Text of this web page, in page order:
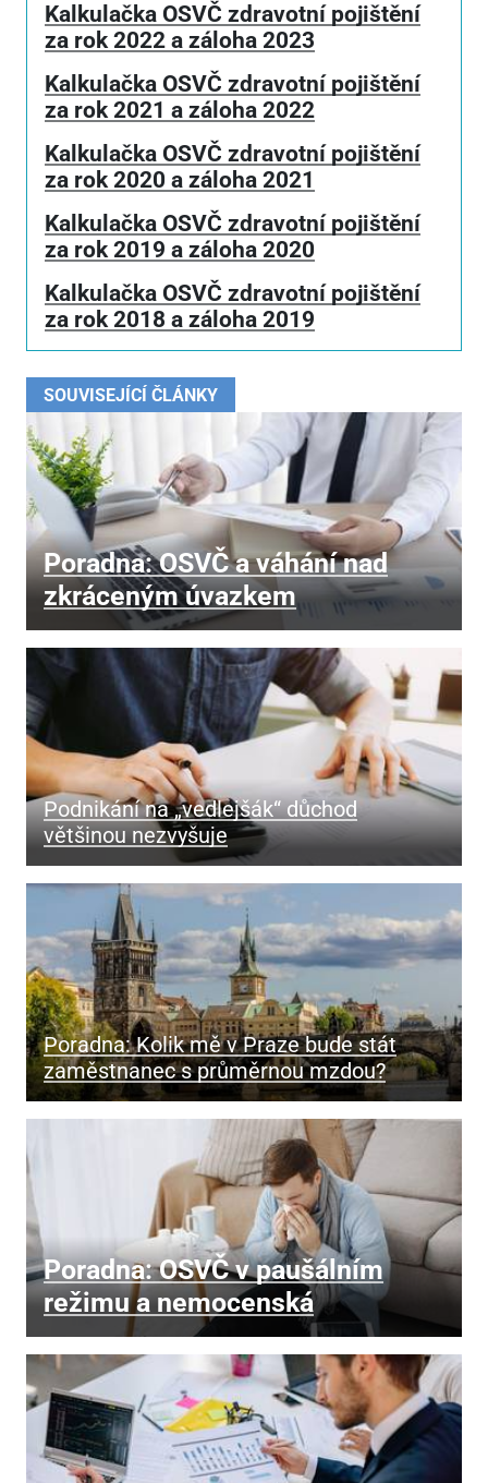
Kalkulačka OSVČ zdravotní pojištění
za rok 2022 a záloha 2023
Kalkulačka OSVČ zdravotní pojištění
za rok 2021 a záloha 2022
Kalkulačka OSVČ zdravotní pojištění
za rok 2020 a záloha 2021
Kalkulačka OSVČ zdravotní pojištění
za rok 2019 a záloha 2020
Kalkulačka OSVČ zdravotní pojištění
za rok 2018 a záloha 2019
SOUVISEJÍCÍ ČLÁNKY
Poradna: OSVČ a váhání nad
zkráceným úvazkem
Podnikání na „vedlejšák“ důchod
většinou nezvyšuje
Poradna: Kolik mě v Praze bude stát
zaměstnanec s průměrnou mzdou?
Poradna: OSVČ v paušálním
režimu a nemocenská